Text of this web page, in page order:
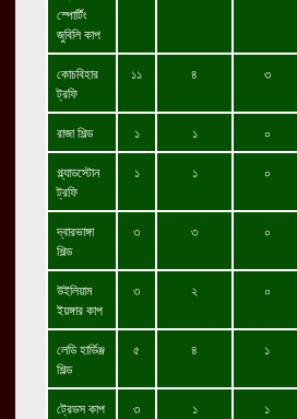
স্পোর্টিং
জুবিলি কাপ
কোচবিহার
ট্রফি
১১ ৪ ৩
রাজা শিল্ড ১ ১ ০
গ্ল্যাডস্টোন
ট্রফি
১ ১ ০
দ্বারভাঙ্গা
শিল্ড
৩ ৩ ০
উইলিয়াম
ইয়ঙ্গার কাপ
৩ ২ ০
লেডি হার্ডিঞ্জ
শিল্ড
৫ ৪ ১
ট্রেডস কাপ ৩ ১ ১